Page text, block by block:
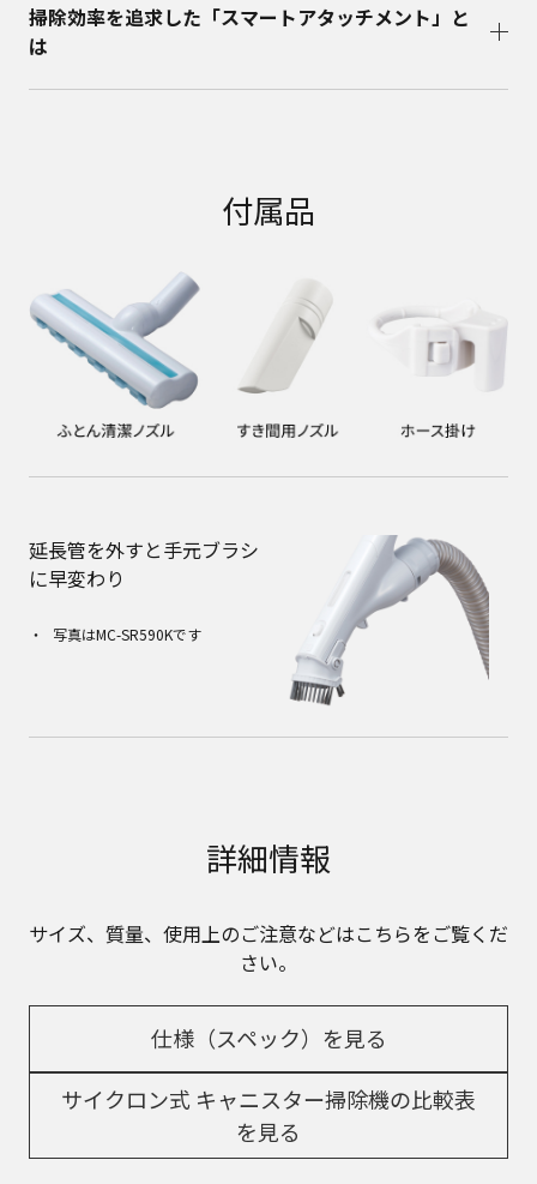
掃除効率を追求した「スマートアタッチメント」と
は
付属品
延長管を外すと手元ブラシ
に早変わり
写真はMC-SR590Kです
詳細情報
サイズ、質量、使用上のご注意などはこちらをご覧くだ
さい。
仕様（スペック）を見る
サイクロン式 キャニスター掃除機の比較表
を見る